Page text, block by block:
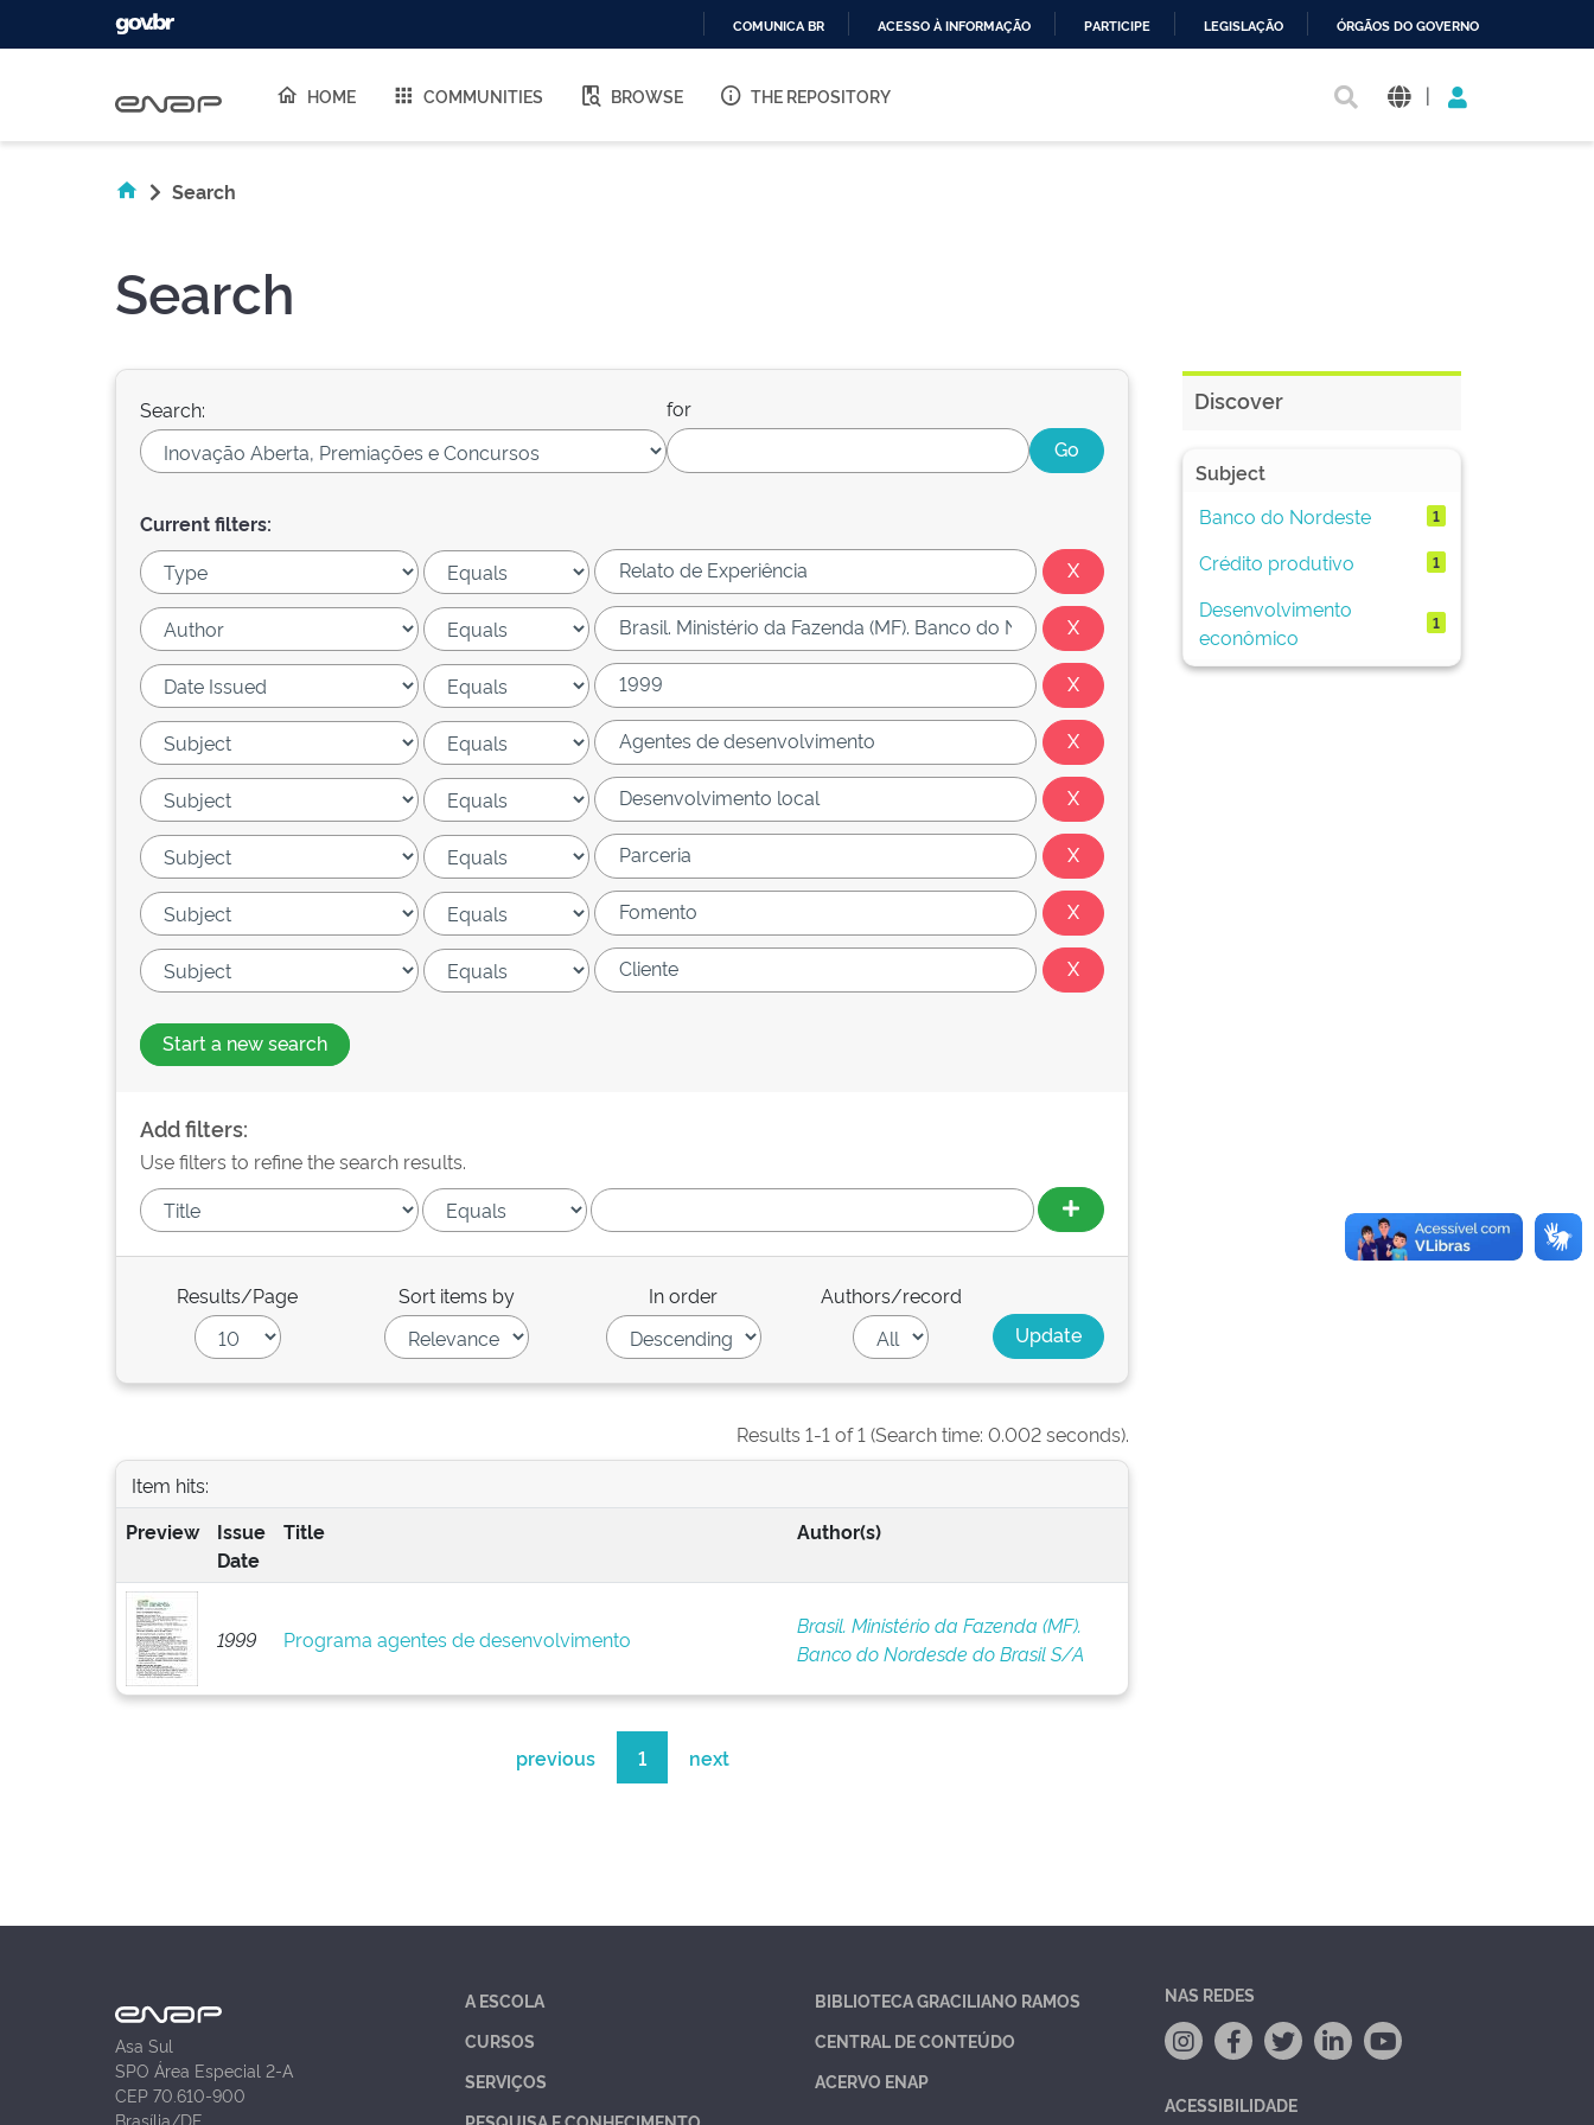
O
COMUNICA BR ACESSO À INFORMAÇÃO PARTICIPE LEGISLAÇÃO ÓRGÃOS DO GOVERNO
HOME COMMUNITIES BROWSE THE REPOSITORY |
Search
Search
Search: for
Current filters:
Start a new search
Add filters:
Use filters to refine the search results.
Results/Page Sort items by In order Authors/record
Results 1-1 of 1 (Search time: 0.002 seconds).
Item hits:
Preview
Issue
Date
Title Author(s)
1999 Programa agentes de desenvolvimento
Brasil. Ministério da Fazenda (MF).
Banco do Nordesde do Brasil S/A
previous 1 next
Discover
Subject
Banco do Nordeste
1
Crédito produtivo 1
Desenvolvimento
econômico
1
Asa Sul
SPO Área Especial 2-A
CEP 70.610-900
Brasília/DF
A ESCOLA
CURSOS
SERVIÇOS
BIBLIOTECA GRACILIANO RAMOS
CENTRAL DE CONTEÚDO
ACERVO ENAP
NAS REDES
ACESSIBILIDADE